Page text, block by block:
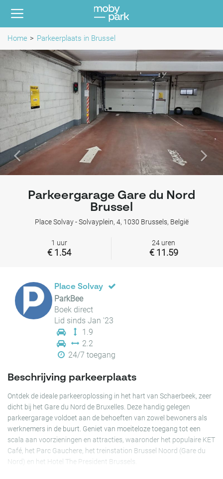
Home Parkeerplaats in Brussel
Parkeergarage Gare du Nord
Brussel
Place Solvay - Solvayplein, 4, 1030 Brussels, België
1 uur
€ 1.54
24 uren
€ 11.59
Place Solvay
ParkBee
Boek direct
Lid sinds Jan '23
1.9
2.2
24/7 toegang
Beschrijving parkeerplaats
Ontdek de ideale parkeeroplossing in het hart van Schaerbeek, zeer
dicht bij het Gare du Nord de Bruxelles. Deze handig gelegen
parkeergarage voldoet aan de behoeften van zowel bewoners als
werknemers in de buurt. Geniet van moeiteloze toegang tot een
scala aan voorzieningen en attracties, waaronder het populaire KET
Café, het Parc Gauchere, het treinstation Brussel Noord (Gare du
Nord) en het Hotel The President Brussels.